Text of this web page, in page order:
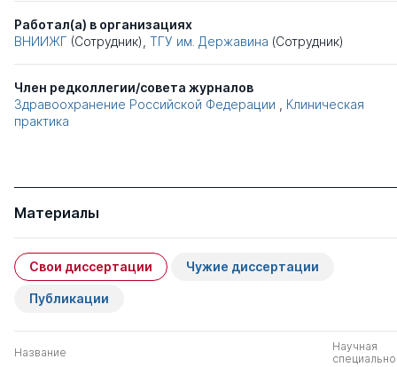
Работал(а) в организациях
ВНИИЖГ (Сотрудник), ТГУ им. Державина (Сотрудник)
Член редколлегии/совета журналов
Здравоохранение Российской Федерации
Клиническая
практика
Материалы
Свои диссертации Чужие диссертации
Публикации
Название
Научная